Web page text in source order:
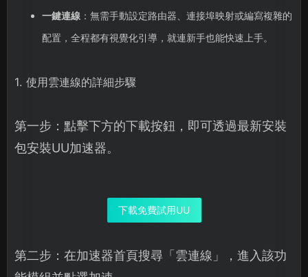
一鍵連線：無需手動設定路由器、連接埠映射或編寫複雜的
配置，全程都有視覺化引導，就連新手也能快速上手。
1. 使用雲連線的詳細步驟
第一步：點擊下方的下載按鈕，即可透過最新安裝
包安裝UU加速器。
下載免費試用UU
第二步：在加速器首頁搜尋「雲連線」，進入該功